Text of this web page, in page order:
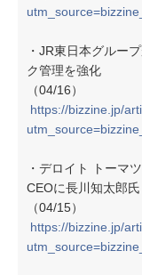
・JR東日本グルー
ク管理を強化
（04/16）
https://bizzine.jp/
・デロイト トーマ
CEOに長川知太郎氏
（04/15）
https://bizzine.jp/